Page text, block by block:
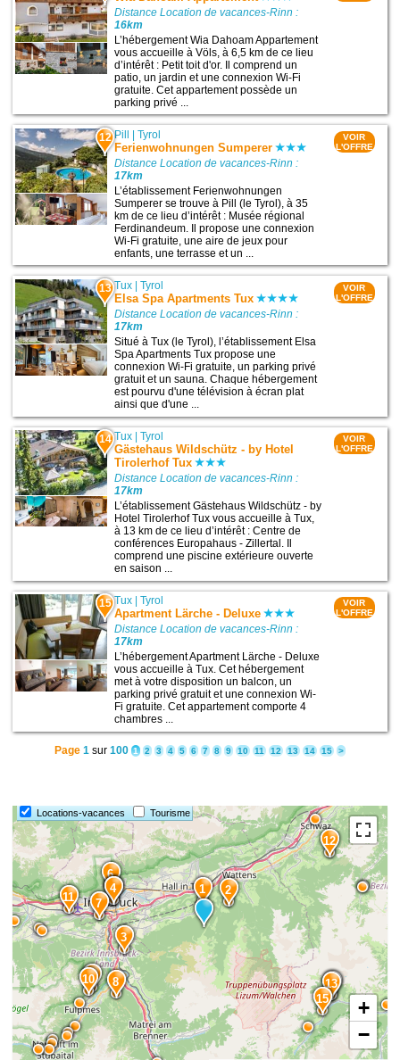
Distance Location de vacances-Rinn :
16km
L’hébergement Wia Dahoam Appartement
vous accueille à Völs, à 6,5 km de ce lieu
d’intérêt : Petit toit d'or. Il comprend un
patio, un jardin et une connexion Wi-Fi
gratuite. Cet appartement possède un
parking privé ...
12 Pill |Tyrol
Ferienwohnungen Sumperer
Distance Location de vacances-Rinn :
17km
L’établissement Ferienwohnungen
Sumperer se trouve à Pill (le Tyrol), à 35
km de ce lieu d’intérêt : Musée régional
Ferdinandeum. Il propose une connexion
Wi-Fi gratuite, une aire de jeux pour
enfants, une terrasse et un ...
VOIR
L'OFFRE
13 Tux |Tyrol
Elsa Spa Apartments Tux
Distance Location de vacances-Rinn :
17km
Situé à Tux (le Tyrol), l’établissement Elsa
Spa Apartments Tux propose une
connexion Wi-Fi gratuite, un parking privé
gratuit et un sauna. Chaque hébergement
est pourvu d'une télévision à écran plat
ainsi que d'une ...
VOIR
L'OFFRE
14 Tux |Tyrol
Gästehaus Wildschütz - by Hotel
Tirolerhof Tux
Distance Location de vacances-Rinn :
17km
L’établissement Gästehaus Wildschütz - by
Hotel Tirolerhof Tux vous accueille à Tux,
à 13 km de ce lieu d’intérêt : Centre de
conférences Europahaus - Zillertal. Il
comprend une piscine extérieure ouverte
en saison ...
VOIR
L'OFFRE
15 Tux |Tyrol
Apartment Lärche - Deluxe
Distance Location de vacances-Rinn :
17km
L’hébergement Apartment Lärche - Deluxe
vous accueille à Tux. Cet hébergement
met à votre disposition un balcon, un
parking privé gratuit et une connexion Wi-
Fi gratuite. Cet appartement comporte 4
chambres ...
VOIR
L'OFFRE
Page 1 sur 100 1 2 3 4 5 6 7 8 9 10 11 12 13 14 15 >
Locations-vacances Tourisme
15
14
13
12
11
10
9 8
7
6
5
4
3
2
1
+
−